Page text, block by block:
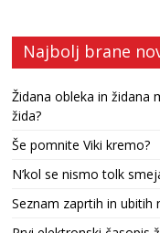
Najbolj brane
Židana obleka in židana
žida?
Še pomnite Viki kremo?
N’kol se nismo tolk
Seznam zaprtih in ubitih